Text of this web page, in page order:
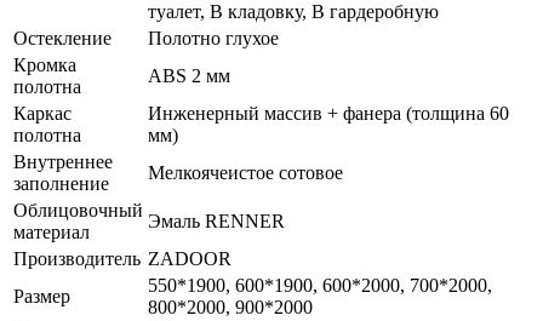
туалет, В кладовку, В гардеробную
Остекление
Полотно глухое
Кромка
полотна
ABS 2 мм
Каркас
полотна
Инженерный массив + фанера (толщина 60
мм)
Внутреннее
заполнение
Мелкоячеистое сотовое
Облицовочный
материал
Эмаль RENNER
Производитель ZADOOR
Размер
550*1900, 600*1900, 600*2000, 700*2000,
800*2000, 900*2000